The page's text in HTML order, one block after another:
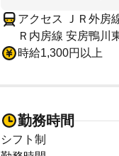
アクセス ＪＲ外房
Ｒ内房線 安房鴨川
時給1,300円以上
勤務時間
シフト制